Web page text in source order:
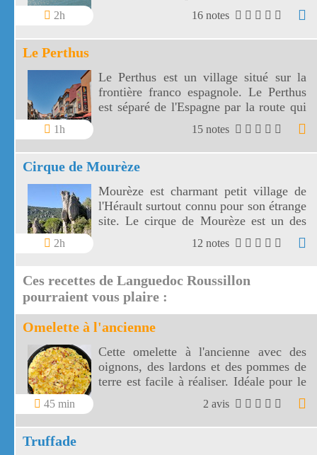
2h
facilement en 1 heure environ.
16 notes
Le Perthus
1h
Le Perthus est un village situé sur la
frontière franco espagnole. Le Perthus
est séparé de l'Espagne par la route qui
15 notes
Cirque de Mourèze
2h
Mourèze est charmant petit village de
l'Hérault surtout connu pour son étrange
site. Le cirque de Mourèze est un des
Grands Sites de France.
12 notes
Ces recettes de Languedoc Roussillon
pourraient vous plaire :
Omelette à l'ancienne
45 min
Cette omelette à l'ancienne avec des
oignons, des lardons et des pommes de
terre est facile à réaliser. Idéale pour le
dîner, cette omelette à l'ancienne sera
accompagnée d'une salade verte.
2 avis
Truffade